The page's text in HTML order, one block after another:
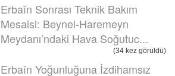
Erbaîn Sonrası Teknik Bakım
Mesaisi: Beynel-Haremeyn
Meydanı’ndaki Hava Soğutuc...
(34 kez görüldü)
Erbaîn Yoğunluğuna İzdihamsız